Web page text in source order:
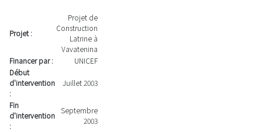
Projet :
Projet de
Construction
Latrine à
Vavatenina
Financer par :
UNICEF
Début
d'intervention
:
Juillet 2003
Fin
d'intervention
:
Septembre
2003